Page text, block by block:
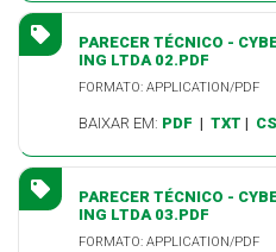
PARECER TÉCNICO -
ING LTDA 02.PDF
FORMATO: APPLICATION/PDF
BAIXAR EM: PDF | TXT |
PARECER TÉCNICO -
ING LTDA 03.PDF
FORMATO: APPLICATION/PDF